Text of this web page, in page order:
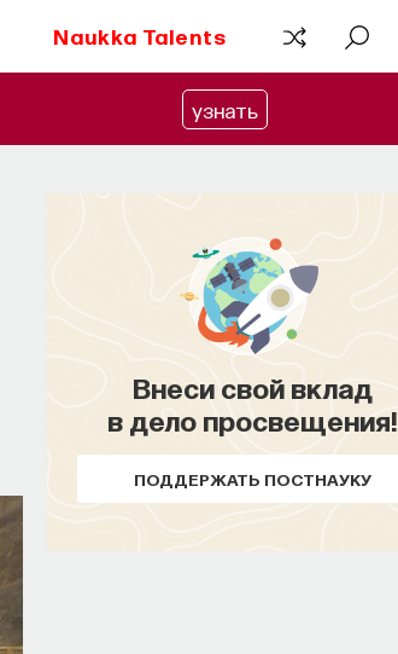
Naukka Talents
узнать
Внеси свой вклад
в дело просвещения!
ПОДДЕРЖАТЬ ПОСТНАУКУ